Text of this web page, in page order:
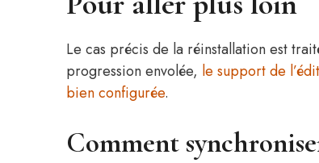
Le cas précis de la réinstallation est
progression envolée, le support de
bien configurée.
Comment